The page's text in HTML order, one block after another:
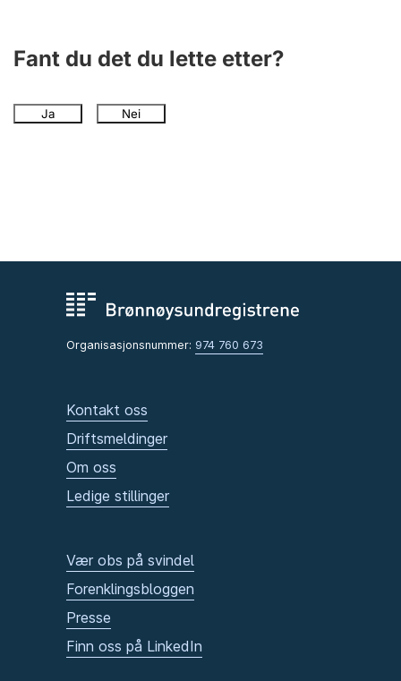
Fant du det du lette etter?
Ja Nei
Organisasjonsnummer: 974 760 673
Kontakt oss
Driftsmeldinger
Om oss
Ledige stillinger
Vær obs på svindel
Forenklingsbloggen
Presse
Finn oss på LinkedIn